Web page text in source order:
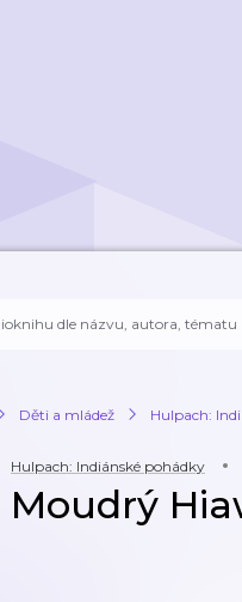
Děti a mládež Hulpach:
Hulpach: Indiánské pohádky
Moudrý